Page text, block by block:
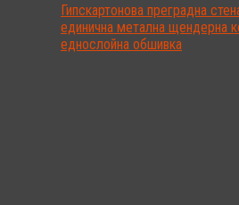
Гипскартонова преградна
единична метална щендерна
еднослойна обшивка